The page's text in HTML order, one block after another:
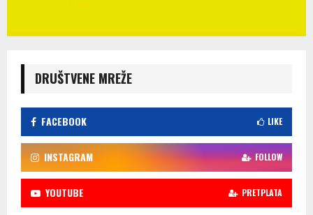
DRUŠTVENE MREŽE
FACEBOOK LIKE
INSTAGRAM FOLLOW
YOUTUBE PRETPLATA